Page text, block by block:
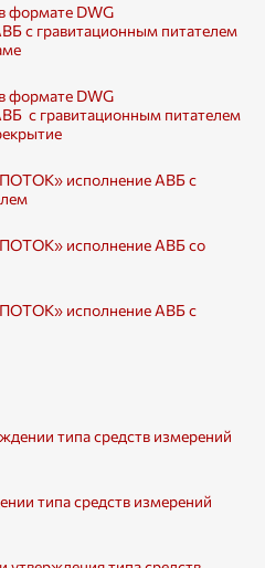
формате DWG
с гравитационным питателем
формате DWG
с гравитационным питателем
исполнение АВБ с
исполнение АВБ со
исполнение АВБ с
типа средств измерений
типа средств измерений